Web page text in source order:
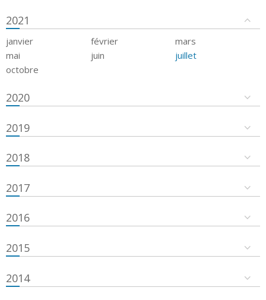
2021
janvier février
mars
mai
juin
juillet
octobre
2020
2019
2018
2017
2016
2015
2014